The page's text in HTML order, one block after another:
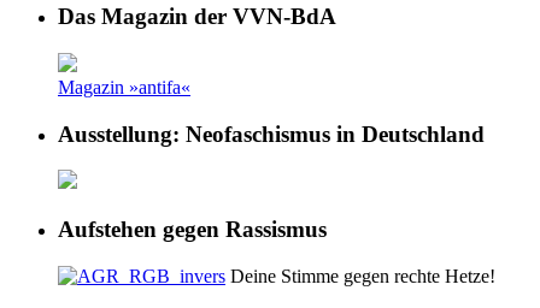
Das Magazin der VVN-BdA
Magazin »antifa«
Ausstellung: Neofaschismus in Deutschland
Aufstehen gegen Rassismus
Deine Stimme gegen rechte Hetze!